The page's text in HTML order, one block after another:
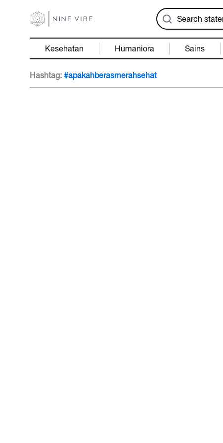
Kesehatan Humaniora Sains
Hashtag: #apakahberasmerahsehat